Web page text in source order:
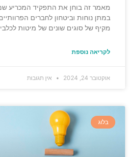
מאמר זה בוחן את התפקיד המכריע
במתן נוחות וביטחון לחברים
מקיף של סוגים שונים של מיטות
לקריאה נוספת
אוקטובר 24, 2024 אין תגובות
בלוג